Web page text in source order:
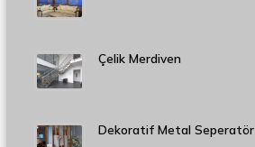
Çelik Merdiven
Dekoratif Metal Seperatör